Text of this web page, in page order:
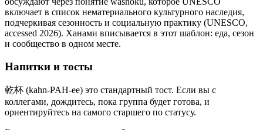
включает в список нематериального культурного наследия,
подчеркивая сезонность и социальную практику (UNESCO,
accessed 2026). Ханами вписывается в этот шаблон: еда, сезон
и сообщество в одном месте.
Напитки и тосты
乾杯 (kahn-PAH-ee) это стандартный тост. Если вы с
коллегами, дождитесь, пока группа будет готова, и
ориентируйтесь на самого старшего по статусу.